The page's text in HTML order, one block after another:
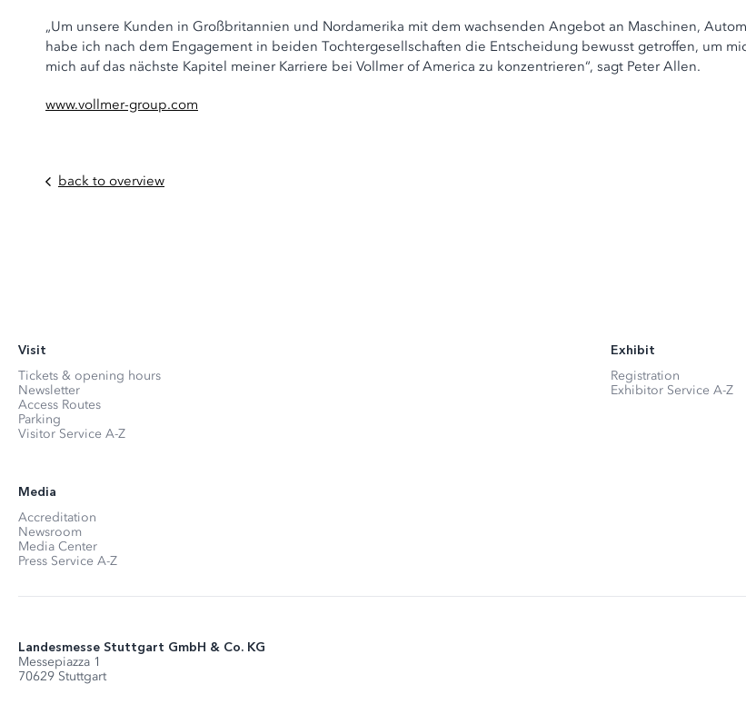
„Um unsere Kunden in Großbritannien und Nordamerika mit dem wachsenden Angebot an Maschinen,
habe ich nach dem Engagement in beiden Tochtergesellschaften die Entscheidung bewusst getroffen, um
mich auf das nächste Kapitel meiner Karriere bei Vollmer of America zu konzentrieren“, sagt Peter Allen.
www.vollmer-group.com
back to overview
Visit
Tickets & opening hours
Newsletter
Access Routes
Parking
Visitor Service A-Z
Exhibit
Registration
Exhibitor Service A-Z
Media
Accreditation
Newsroom
Media Center
Press Service A-Z
Landesmesse Stuttgart GmbH & Co. KG
Messepiazza 1
70629 Stuttgart